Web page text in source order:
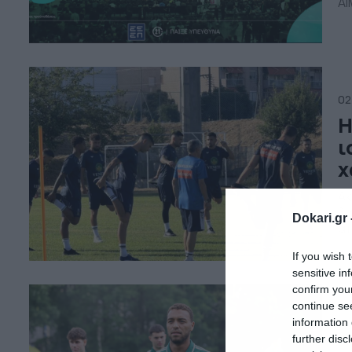
Dokari.gr
If you wish
sensitive
confirm
continue
information
further